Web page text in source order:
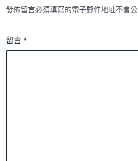
發佈留言必須填寫的電子郵件地址不會公
留言*